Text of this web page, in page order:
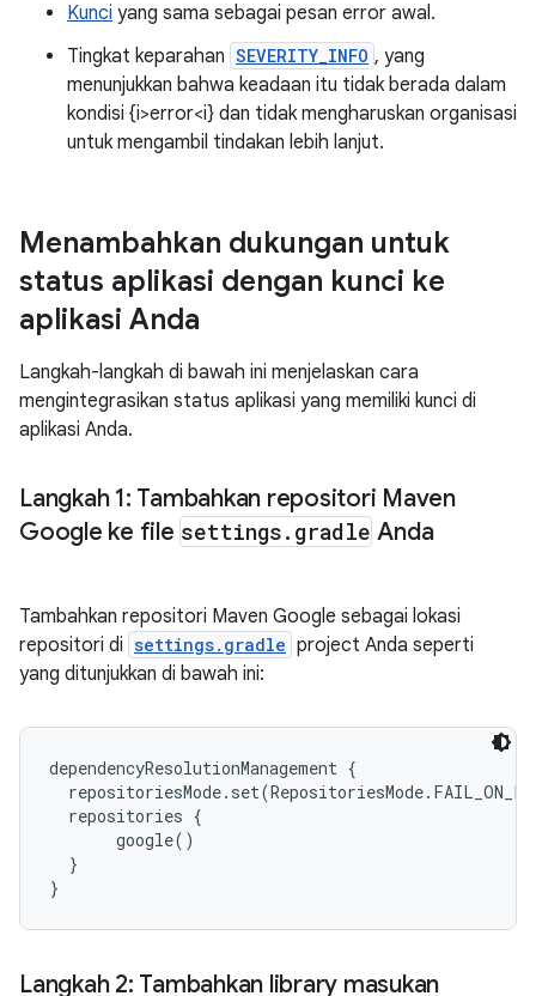
Kunci yang sama sebagai pesan error awal.
Tingkat keparahan SEVERITY_INFO , yang
menunjukkan bahwa keadaan itu tidak berada dalam
kondisi {i>error<i} dan tidak mengharuskan organisasi
untuk mengambil tindakan lebih lanjut.
Menambahkan dukungan untuk
status aplikasi dengan kunci ke
aplikasi Anda
Langkah-langkah di bawah ini menjelaskan cara
mengintegrasikan status aplikasi yang memiliki kunci di
aplikasi Anda.
Langkah 1: Tambahkan repositori Maven
Google ke file settings. gradle Anda
Tambahkan repositori Maven Google sebagai lokasi
repositori di settings.gradle project Anda seperti
yang ditunjukkan di bawah ini:
dependencyResolutionManagement {
  repositories {
       google()
  }
Langkah 2: Tambahkan library masukan